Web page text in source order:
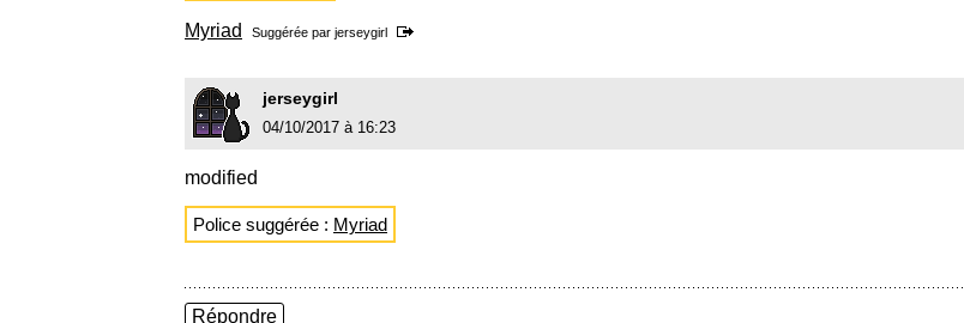
Myriad Suggérée par jerseygirl
jerseygirl
04/10/2017 à 16:23
modified
Police suggérée : Myriad
Répondre